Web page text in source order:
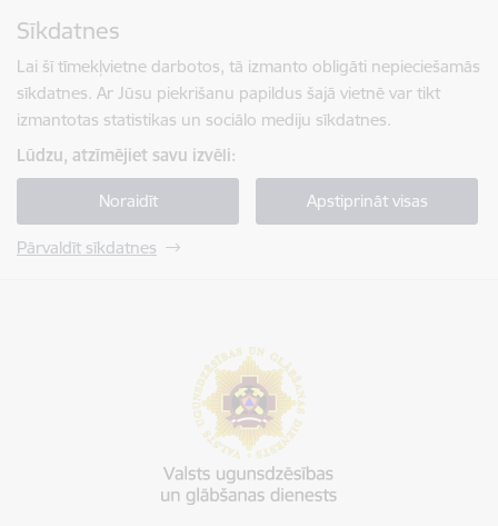
Sīkdatnes
Lai šī tīmekļvietne darbotos, tā izmanto obligāti nepieciešamās
sīkdatnes. Ar Jūsu piekrišanu papildus šajā vietnē var tikt
izmantotas statistikas un sociālo mediju sīkdatnes.
Lūdzu, atzīmējiet savu izvēli:
Noraidīt Apstiprināt visas
Pārvaldīt sīkdatnes